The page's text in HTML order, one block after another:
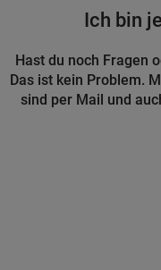
Ich bin
Hast du noch Fragen
Das ist kein Problem.
sind per Mail und